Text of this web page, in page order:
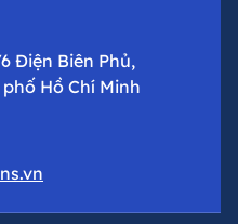
Điện Biên Phủ,
Hồ Chí Minh